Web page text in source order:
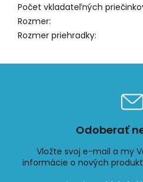
Počet vkladateľných
Rozmer:
Rozmer priehradky:
Odoberať
Vložte svoj e-mail a my
informácie o nových